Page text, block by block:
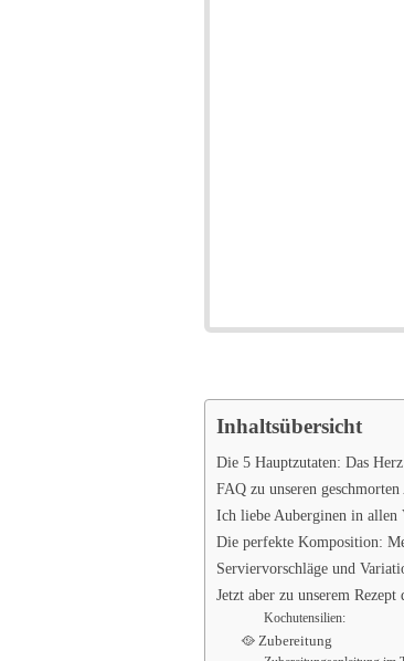
Inhaltsübersicht
Die 5 Hauptzutaten: Das
FAQ zu unseren
Ich liebe Auberginen in allen
Die perfekte Komposition:
Serviervorschläge und
Jetzt aber zu unserem
Kochutensilien:
🥘 Zubereitung